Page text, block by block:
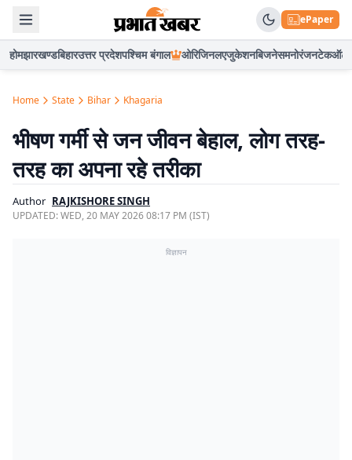
ePaper
होमझारखण्डबिहारउत्तर प्रदेशपश्चिम बंगाल ओरिजिनलएजुकेशनबिजनेसमनोरंजनटेकऑटो
Home State Bihar Khagaria
भीषण गर्मी से जन जीवन बेहाल, लोग तरह-
तरह का अपना रहे तरीका
Author RAJKISHORE SINGH
UPDATED:WED, 20 MAY 2026 08:17 PM (IST)
विज्ञापन